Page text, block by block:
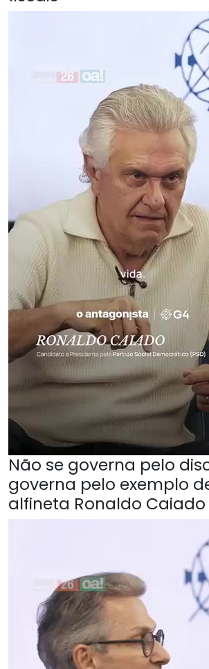
Não se governa pelo
governa pelo exemplo
alfineta Ronaldo Caiado